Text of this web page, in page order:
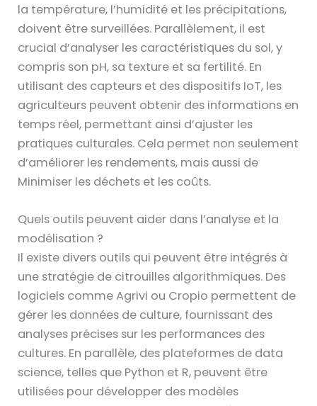
la température, l’humidité et les précipitations,
doivent être surveillées. Parallèlement, il est
crucial d’analyser les caractéristiques du sol, y
compris son pH, sa texture et sa fertilité. En
utilisant des capteurs et des dispositifs IoT, les
agriculteurs peuvent obtenir des informations en
temps réel, permettant ainsi d’ajuster les
pratiques culturales. Cela permet non seulement
d’améliorer les rendements, mais aussi de
Minimiser les déchets et les coûts.
Quels outils peuvent aider dans l’analyse et la
modélisation ?
Il existe divers outils qui peuvent être intégrés à
une stratégie de citrouilles algorithmiques. Des
logiciels comme Agrivi ou Cropio permettent de
gérer les données de culture, fournissant des
analyses précises sur les performances des
cultures. En parallèle, des plateformes de data
science, telles que Python et R, peuvent être
utilisées pour développer des modèles